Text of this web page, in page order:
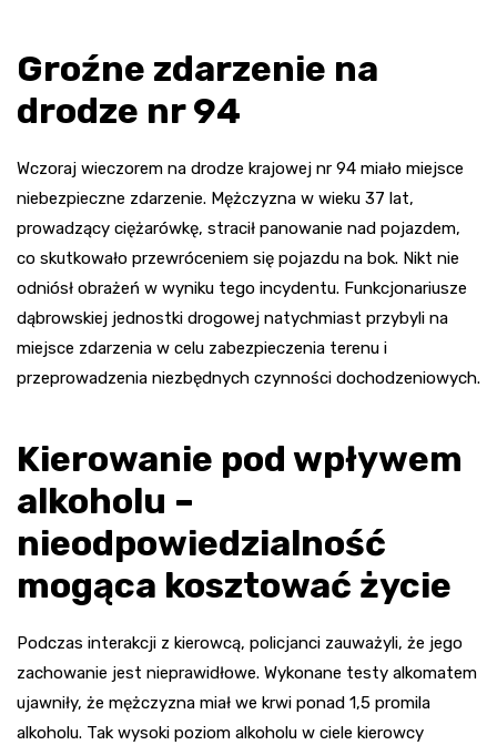
Groźne zdarzenie na
drodze nr 94
Wczoraj wieczorem na drodze krajowej nr 94 miało miejsce
niebezpieczne zdarzenie. Mężczyzna w wieku 37 lat,
prowadzący ciężarówkę, stracił panowanie nad pojazdem,
co skutkowało przewróceniem się pojazdu na bok. Nikt nie
odniósł obrażeń w wyniku tego incydentu. Funkcjonariusze
dąbrowskiej jednostki drogowej natychmiast przybyli na
miejsce zdarzenia w celu zabezpieczenia terenu i
przeprowadzenia niezbędnych czynności dochodzeniowych.
Kierowanie pod wpływem
alkoholu –
nieodpowiedzialność
mogąca kosztować życie
Podczas interakcji z kierowcą, policjanci zauważyli, że jego
zachowanie jest nieprawidłowe. Wykonane testy alkomatem
ujawniły, że mężczyzna miał we krwi ponad 1,5 promila
alkoholu. Tak wysoki poziom alkoholu w ciele kierowcy